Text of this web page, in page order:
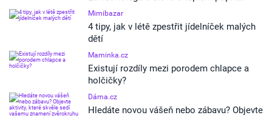
Mimibazar
4 tipy, jak v létě zpestřit jídelníček malých
dětí
Maminka.cz
Existují rozdíly mezi porodem chlapce a
holčičky?
Dáma.cz
Hledáte novou vášeň nebo zábavu? Objevte